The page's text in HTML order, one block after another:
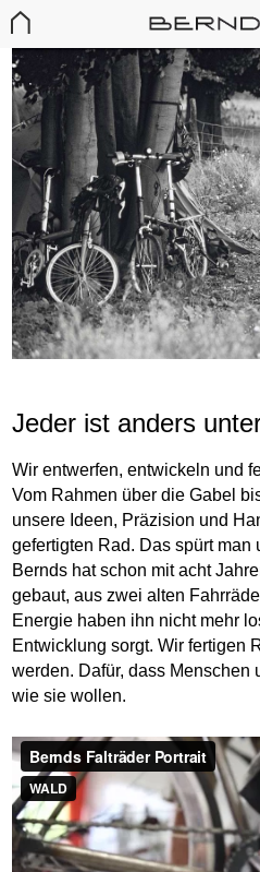
Jeder ist anders
Wir entwerfen, entwickeln und
Vom Rahmen über die Gabel
unsere Ideen, Präzision und
gefertigten Rad. Das spürt man
Bernds hat schon mit acht
gebaut, aus zwei alten
Energie haben ihn nicht mehr
Entwicklung sorgt. Wir fertigen
werden. Dafür, dass Menschen
wie sie wollen.